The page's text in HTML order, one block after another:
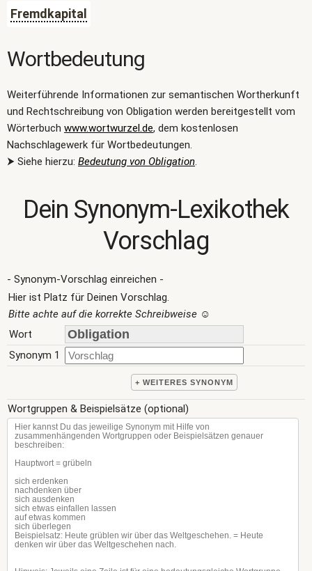
Fremdkapital
Wortbedeutung
Weiterführende Informationen zur semantischen Wortherkunft
und Rechtschreibung von Obligation werden bereitgestellt vom
Wörterbuch www.wortwurzel.de, dem kostenlosen
Nachschlagewerk für Wortbedeutungen.
⮞ Siehe hierzu: Bedeutung von Obligation.
Dein Synonym-Lexikothek
Vorschlag
- Synonym-Vorschlag einreichen -
Hier ist Platz für Deinen Vorschlag.
Bitte achte auf die korrekte Schreibweise ☺
Wort
Synonym 1
+ WEITERES SYNONYM
Wortgruppen & Beispielsätze (optional)